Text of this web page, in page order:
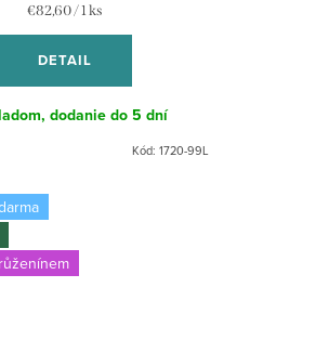
Jednotková
cena:
€82,60 / 1 ks
DETAIL
dodanie do 5 dní
Kód: 1720-99L